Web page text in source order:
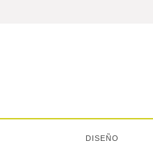
DISEÑO